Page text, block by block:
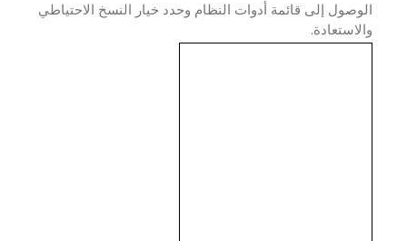
إلى قائمة أدوات النظام وحدد خيار النسخ الاحتياطي